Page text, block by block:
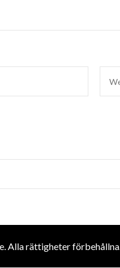
. Alla rättigheter förbehållna.